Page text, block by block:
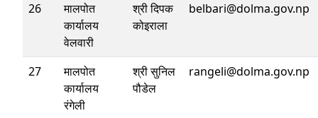
26
मालपोत
कार्यालय
वेलवारी
श्री दिपक
कोइराला
belbari@dolma.gov.np
27
मालपोत
कार्यालय
रंगेली
श्री सुनिल
पौडेल
rangeli@dolma.gov.np